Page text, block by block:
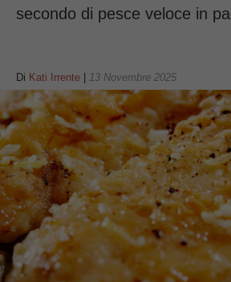
secondo di pesce veloce in
Di Kati Irrente 13 Novembre 2025